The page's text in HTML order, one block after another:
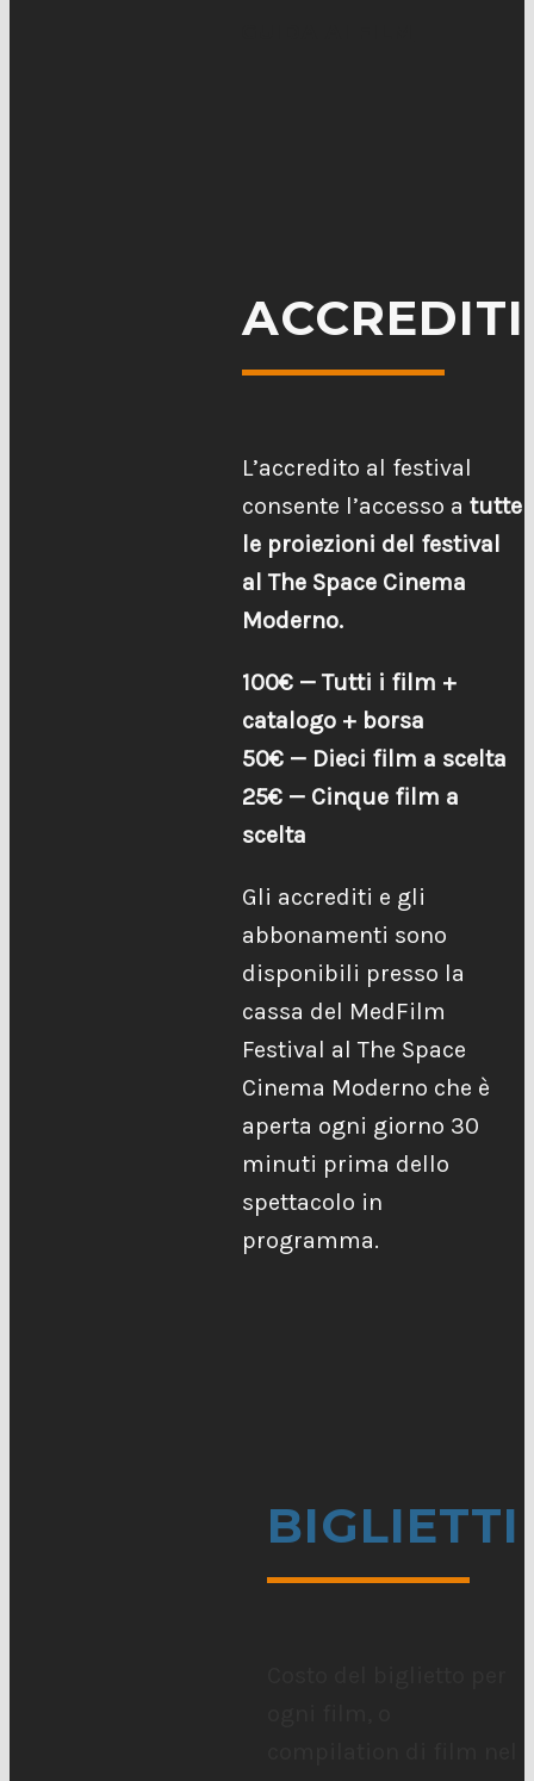
ACCREDITI
L’accredito al festival
consente l’accesso a tutte
le proiezioni del festival
al The Space Cinema
Moderno.
100€ — Tutti i film +
catalogo + borsa
50€ — Dieci film a scelta
25€ — Cinque film a
scelta
Gli accrediti e gli
abbonamenti sono
disponibili presso la
cassa del MedFilm
Festival al The Space
Cinema Moderno che è
aperta ogni giorno 30
minuti prima dello
spettacolo in
programma.
BIGLIETTI